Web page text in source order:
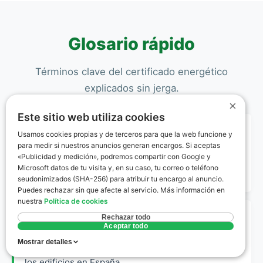
Glosario rápido
Términos clave del certificado energético
explicados sin jerga.
Zona Climática D3
Clasificación del CTE que define a Redueña con
una severidad climática invernal tipo D y estival tipo
3, afectando a los requisitos de aislamiento.
×
Este sitio web utiliza cookies
Usamos cookies propias y de terceros para que la web funcione y
para medir si nuestros anuncios generan encargos. Si aceptas
«Publicidad y medición», podremos compartir con Google y
Microsoft datos de tu visita y, en su caso, tu correo o teléfono
seudonimizados (SHA-256) para atribuir tu encargo al anuncio.
Puedes rechazar sin que afecte al servicio. Más información en
nuestra Política de cookies
Rechazar todo
Aceptar todo
Mostrar detalles